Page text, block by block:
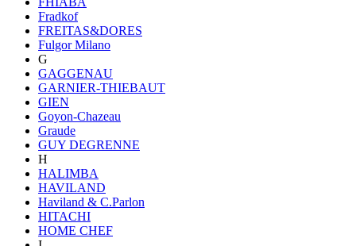
Fradkof
FREITAS&DORES
Fulgor Milano
G
GAGGENAU
GARNIER-THIEBAUT
GIEN
Goyon-Chazeau
Graude
GUY DEGRENNE
H
HALIMBA
HAVILAND
Haviland & C.Parlon
HITACHI
HOME CHEF